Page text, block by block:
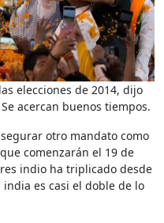
acercan buenos tiempos.
otro mandato como
comenzarán el 19 de
indio ha triplicado desde
es casi el doble de lo